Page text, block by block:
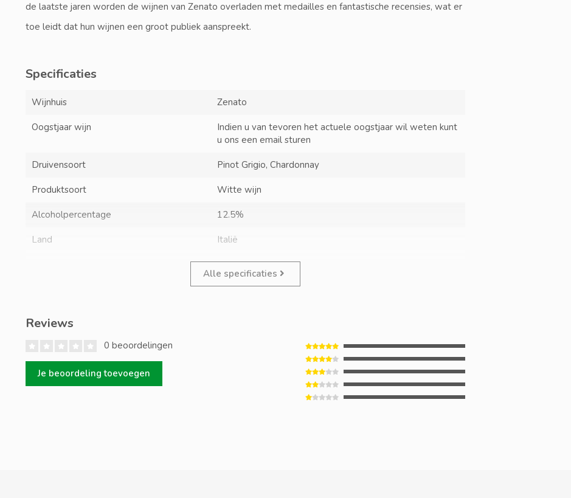
de laatste jaren worden de wijnen van Zenato overladen met medailles en fantastische recensies, wat er
toe leidt dat hun wijnen een groot publiek aanspreekt.
Specificaties
Wijnhuis Zenato
Oogstjaar wijn
Indien u van tevoren het actuele oogstjaar wil weten kunt
u ons een email sturen
Druivensoort Pinot Grigio, Chardonnay
Produktsoort Witte wijn
Alcoholpercentage 12.5%
Land Italië
Alle specificaties
Reviews
0 beoordelingen
Je beoordeling toevoegen